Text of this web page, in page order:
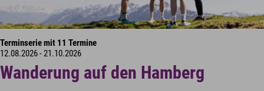
Terminserie mit 11 Termine
12.08.2026 - 21.10.2026
Wanderung auf den Hamberg